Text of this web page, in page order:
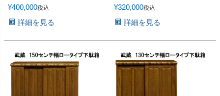
¥400,000税込
詳細を見る
¥320,000税込
詳細を見る